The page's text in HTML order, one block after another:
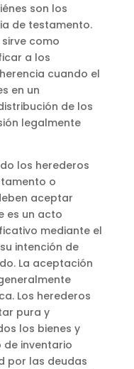
son los
de testamento.
como
a los
cuando el
en un
de los
legalmente
los herederos
o
aceptar
es un acto
mediante el
intención de
La aceptación
Los herederos
pura y
los bienes y
inventario
por las deudas